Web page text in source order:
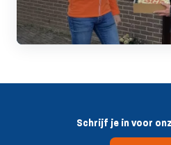
Schrijf je in voor